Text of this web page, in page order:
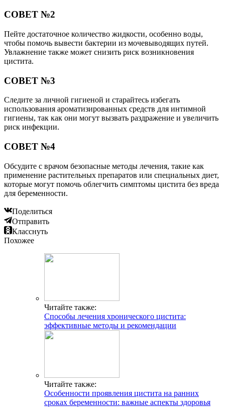
СОВЕТ №2
Пейте достаточное количество жидкости, особенно воды,
чтобы помочь вывести бактерии из мочевыводящих путей.
Увлажнение также может снизить риск возникновения
цистита.
СОВЕТ №3
Следите за личной гигиеной и старайтесь избегать
использования ароматизированных средств для интимной
гигиены, так как они могут вызвать раздражение и увеличить
риск инфекции.
СОВЕТ №4
Обсудите с врачом безопасные методы лечения, такие как
применение растительных препаратов или специальных диет,
которые могут помочь облегчить симптомы цистита без вреда
для беременности.
Поделиться
Отправить
Класснуть
Похожее
Читайте также:
Способы лечения хронического цистита:
эффективные методы и рекомендации
Читайте также:
Особенности проявления цистита на ранних
сроках беременности: важные аспекты здоровья